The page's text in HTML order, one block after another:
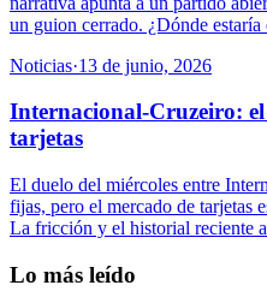
un guion cerrado. ¿Dónde
Noticias·13 de junio, 2026
Internacional-Cruzeiro:
tarjetas
El duelo del miércoles entre
fijas, pero el mercado de tarjetas
La fricción y el historial reciente
Lo más leído